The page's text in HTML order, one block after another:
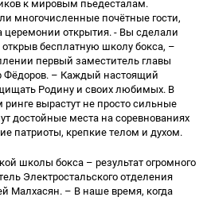
к мировым пьедесталам.
многочисленные почётные гости,
церемонии открытия. - Вы сделали
бесплатную школу бокса, –
первый заместитель главы
Фёдоров. – Каждый настоящий
Родину и своих любимых. В
вырастут не просто сильные
достойные места на соревнованиях
патриоты, крепкие телом и духом.
школы бокса – результат огромного
Электростальского отделения
Малхасян. – В наше время, когда